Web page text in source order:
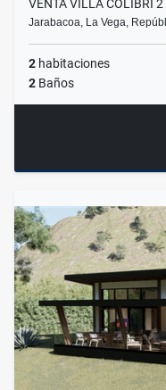
VENTA VILLA COLIBRÍ
Jarabacoa, La Vega,
2 habitaciones
2 Baños